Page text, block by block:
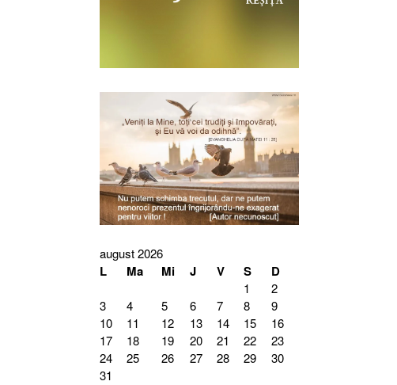
august 2026
L Ma Mi J V S D
1
2
3
4 5 6 7 8
9
10
11 12 13 14 15
16
17
18 19 20 21 22
23
24
25 26 27 28 29
30
31